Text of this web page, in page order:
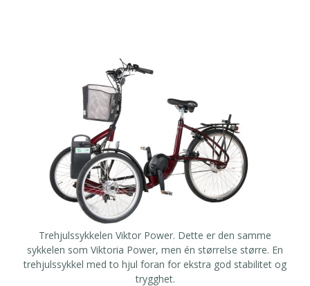
Trehjulssykkelen Viktor Power. Dette er den samme
sykkelen som Viktoria Power, men én størrelse større. En
trehjulssykkel med to hjul foran for ekstra god stabilitet og
trygghet.